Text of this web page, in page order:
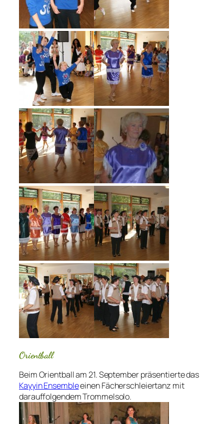
Orientball
Beim Orientball am 21. September präsentierte das
Kayyin Ensembleeinen Fächerschleiertanz mit
darauffolgendem Trommelsolo.